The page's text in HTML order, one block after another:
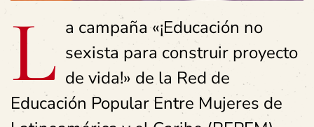
L a campaña «¡Educación no
sexista para construir proyecto
de vida!» de la Red de
Educación Popular Entre Mujeres de